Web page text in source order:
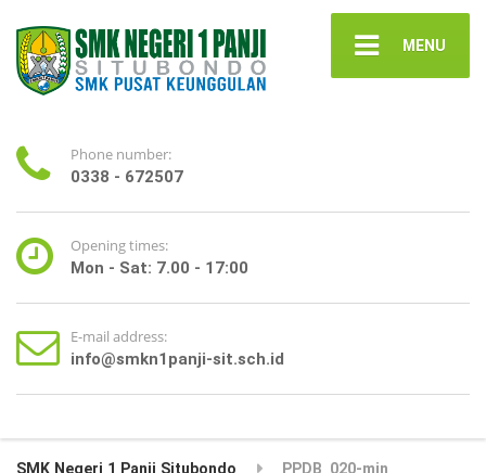
MENU
Phone number:
0338 - 672507
Opening times:
Mon - Sat: 7.00 - 17:00
E-mail address:
info@smkn1panji-sit.sch.id
SMK Negeri 1 Panji Situbondo PPDB_020-min